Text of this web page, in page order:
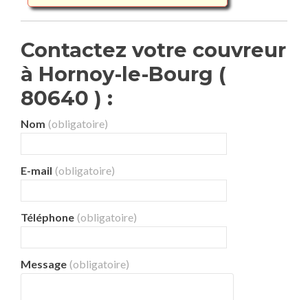
Contactez votre couvreur
à Hornoy-le-Bourg (
80640 ) :
Nom (obligatoire)
E-mail (obligatoire)
Téléphone (obligatoire)
Message (obligatoire)